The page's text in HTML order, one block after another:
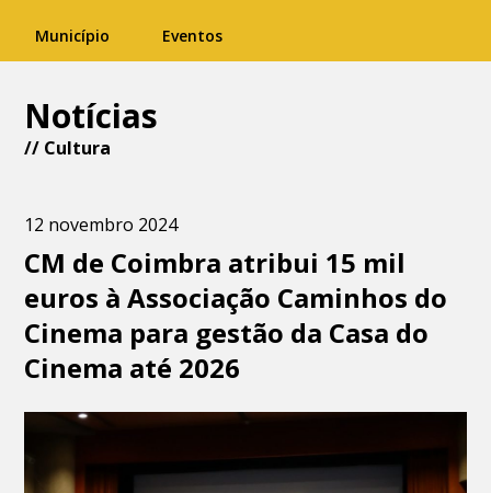
Município Eventos
Notícias
// Cultura
12 novembro 2024
CM de Coimbra atribui 15 mil
euros à Associação Caminhos do
Cinema para gestão da Casa do
Cinema até 2026